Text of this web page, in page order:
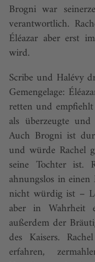
Brogni war
verantwortlich.
Éléazar aber erst
wird.
Scribe und Halévy
Gemengelage:
retten und
als überzeugte
Auch Brogni ist
und würde Rachel
seine Tochter ist.
ahnungslos in
nicht würdig ist –
aber in Wahrheit
außerdem der
des Kaisers.
erfahren,